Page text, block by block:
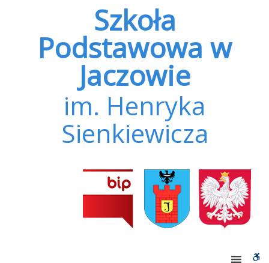
Szkoła
Podstawowa w
Jaczowie
im. Henryka
Sienkiewicza